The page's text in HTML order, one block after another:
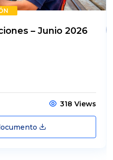
– Junio 2026
318 Views